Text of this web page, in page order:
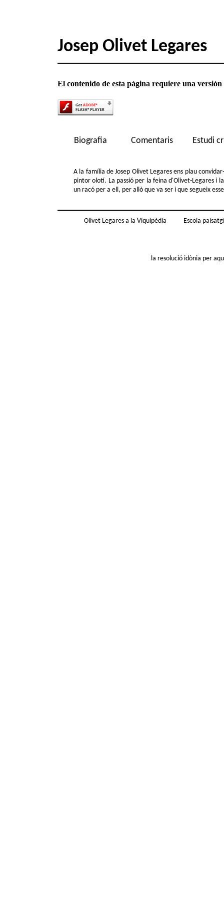
Josep Olivet Legares
El contenido de esta página requiere una
Biografia Comentaris Estudi
A la família de Josep Olivet Legares ens plau
pintor olotí. La passió per la feina d'Olivet-Legares i
un racó per a ell, per allò que va ser i que segueix
Olivet Legares a la Viquipèdia Escola
la resolució idònia per